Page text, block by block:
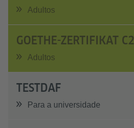
Adultos
GOETHE-ZERTIFIKAT C2
Adultos
TESTDAF
Para a universidade